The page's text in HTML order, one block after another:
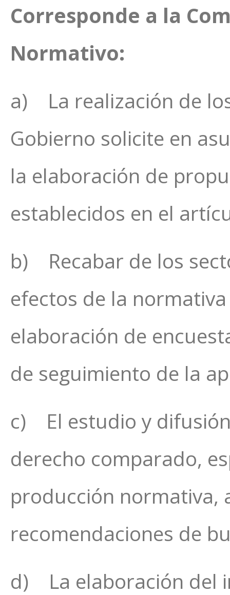
Corresponde a la
Normativo:
a) La realización de
Gobierno solicite en
la elaboración de
establecidos en el
b) Recabar de los
efectos de la
elaboración de
de seguimiento de la
c) El estudio y
derecho comparado,
producción normativa,
recomendaciones de
d) La elaboración del